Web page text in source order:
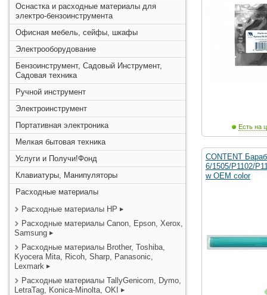
Оснастка и расходные материалы для
электро-бензоинструмента
Офисная мебель, сейфы, шкафы
Электрооборудование
Бензоинструмент, Садовый Инструмент,
Садовая техника
Ручной инструмент
Электроинструмент
Портативная электроника
Мелкая бытовая техника
Услуги и Получи!Фонд
Клавиатуры, Манипуляторы
Расходные материалы
Расходные материалы HP
Расходные материалы Canon, Epson, Xerox,
Samsung
Расходные материалы Brother, Toshiba,
Kyocera Mita, Ricoh, Sharp, Panasonic,
Lexmark
Расходные материалы TallyGenicom, Dymo,
LetraTag, Konica-Minolta, OKI
Есть на
CONTENT
6/1505/P1102/
w OEM color